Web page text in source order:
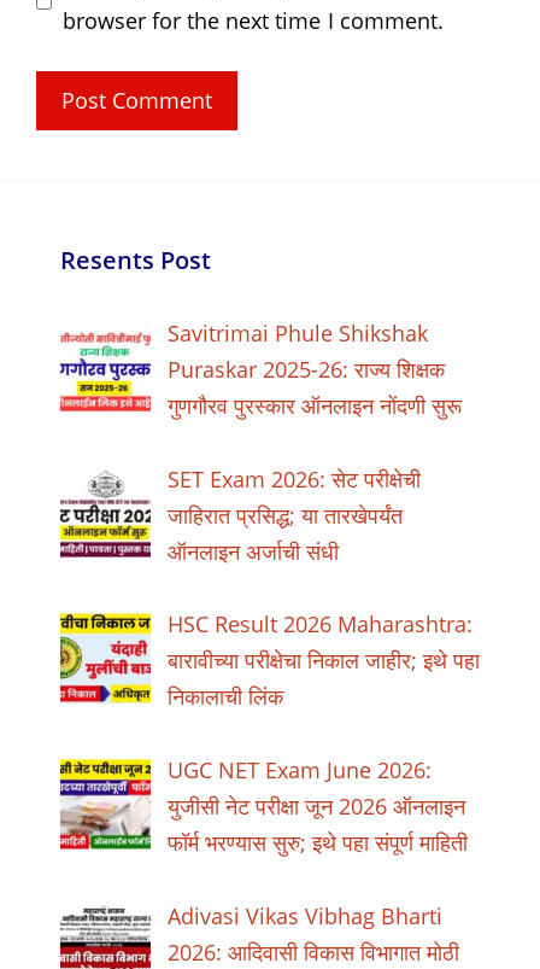
browser for the next time I comment.
Resents Post
Savitrimai Phule Shikshak
Puraskar 2025-26: राज्य शिक्षक
गुणगौरव पुरस्कार ऑनलाइन नोंदणी सुरू
SET Exam 2026: सेट परीक्षेची
जाहिरात प्रसिद्ध; या तारखेपर्यंत
ऑनलाइन अर्जाची संधी
HSC Result 2026 Maharashtra:
बारावीच्या परीक्षेचा निकाल जाहीर; इथे पहा
निकालाची लिंक
UGC NET Exam June 2026:
युजीसी नेट परीक्षा जून 2026 ऑनलाइन
फॉर्म भरण्यास सुरु; इथे पहा संपूर्ण माहिती
Adivasi Vikas Vibhag Bharti
2026: आदिवासी विकास विभागात मोठी